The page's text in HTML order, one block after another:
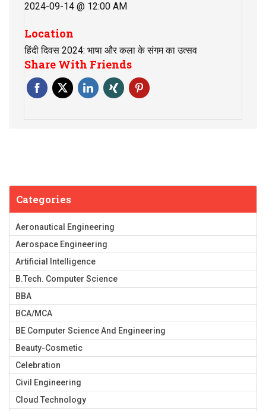
2024-09-14 @ 12:00 AM
Location
हिंदी दिवस 2024: भाषा और कला के संगम का उत्सव
Share With Friends
Categories
Aeronautical Engineering
Aerospace Engineering
Artificial Intelligence
B.Tech. Computer Science
BBA
BCA/MCA
BE Computer Science And Engineering
Beauty-Cosmetic
Celebration
Civil Engineering
Cloud Technology